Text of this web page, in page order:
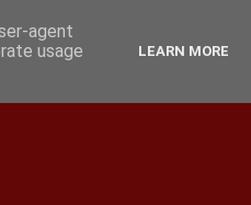
agent
usage
LEARN MORE